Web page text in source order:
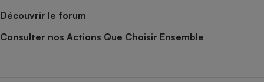
Découvrir le forum
Consulter nos Actions Que Choisir Ensemble